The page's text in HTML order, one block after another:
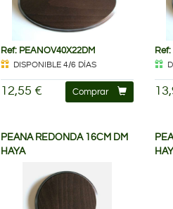
Ref: PEANOV40X22DM
DISPONIBLE 4/6 DÍAS
12,55 € Comprar
PEANA REDONDA 16CM DM
HAYA